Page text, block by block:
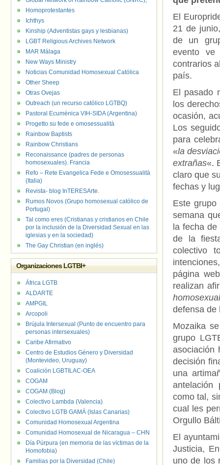
El
21 de
de un
evento ve
contrarios
país.
El pasado
los
ocasión,
Los
para
«la
extrañas«.
claro que
fechas y
Este
semana
la fecha
de la
colectivo
página
realizan
defensa
Mozaika
grupo
asociación
decisión
una
antelación
como tal,
cual les
Orgullo
El
Justicia,
uno de los
Homoprotestantes
Ichthys
Kinship (Adventistas gays y lesbianas)
LGBT Religious Archives Network
MAR Málaga
New Ways Ministry
Noticias Comunidad Homosexual Católica
Other Sheep
Otras Ovejas
Outreach (un recurso católico LGTBQ)
Pastoral Ecuménica VIH-SIDA (Argentina)
Progetto su fede e omosessualità
Rainbow Baptists
Rainbow Christians
Reconaissance (padres de personas
homosexuales). Francia
Refo – Rete Evangelica Fede e Omosessualità
(Italia)
Revista- blog InTERESArte.
Rumos Novos (Grupo homosexual católico de
Portugal)
Tal como eres (Cristianas y cristianos en Chile
por la inclusión de la Diversidad Sexual en las
iglesias y en la sociedad)
The Gay Christian (en inglés)
Organizaciones LGTBI+
África LGTB
ALDARTE
AMPGIL
Arcopoli
Brújula Intersexual (Punto de encuentro para
personas intersexuales)
Caribe Afirmativo
Centro de Estudios Género y Diversidad
(Montevideo, Uruguay)
Coalición LGBTILAC-OEA
COGAM
COGAM (Blog)
Colectivo Lambda (Valencia)
Colectivo LGTB GAMÁ (Islas Canarias)
Comunidad Homosexual Argentina
Comunidad Homosexual de Nicaragua – CHN
Día Púrpura (en memoria de las víctimas de la
Homofobia)
Familias por la Diversidad (Chile)